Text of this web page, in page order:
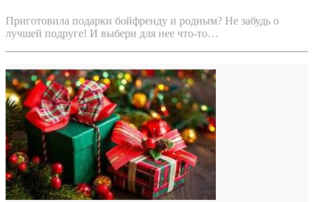
Приготовила подарки бойфренду и родным? Не забудь о
лучшей подруге! И выбери для нее что-то…